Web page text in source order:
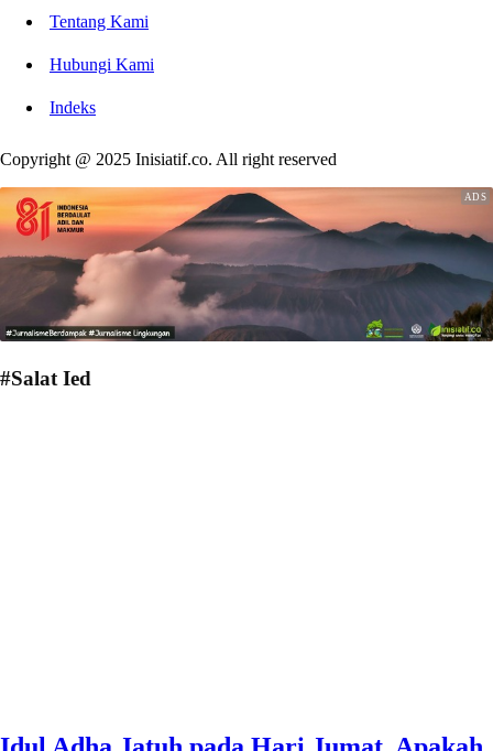
Tentang Kami
Hubungi Kami
Indeks
Copyright @ 2025 Inisiatif.co. All right reserved
#Salat Ied